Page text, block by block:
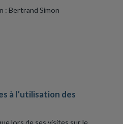
: Bertrand Simon
à l’utilisation des
lors de ses visites sur le